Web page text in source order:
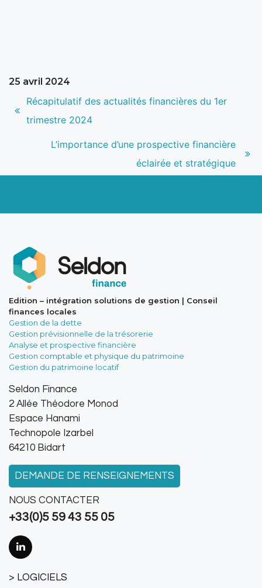
25 avril 2024
Navigation
de
l’article
Article
précédent
Récapitulatif des actualités financières du 1er
trimestre 2024
Article
L’importance d’une prospective financière
éclairée et stratégique
Edition – intégration solutions de gestion | Conseil
finances locales
Gestion de la dette
Gestion prévisionnelle de la trésorerie
Analyse et prospective financière
Gestion comptable et physique du patrimoine
Gestion du patrimoine locatif
Seldon Finance
2 Allée Théodore Monod
Espace Hanami
Technopole Izarbel
64210 Bidart
DEMANDE DE RENSEIGNEMENTS
NOUS CONTACTER
+33(0)5 59 43 55 05
LOGICIELS